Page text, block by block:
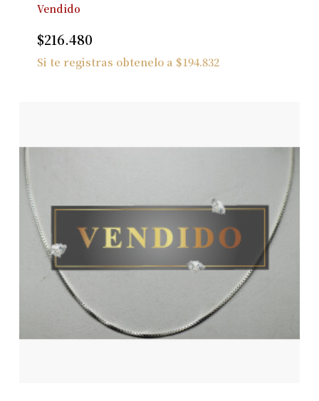
Vendido
$216.480
Si te registras obtenelo a $194.832